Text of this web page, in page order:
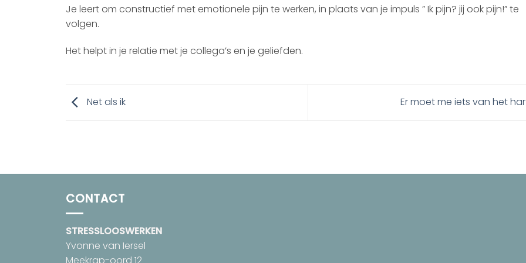
Je leert om constructief met emotionele pijn te werken, in plaats van je impuls ” Ik pijn? jij ook pijn!” te
volgen.
Het helpt in je relatie met je collega’s en je geliefden.
Net als ik Er moet me iets van het
CONTACT
STRESSLOOSWERKEN
Yvonne van Iersel